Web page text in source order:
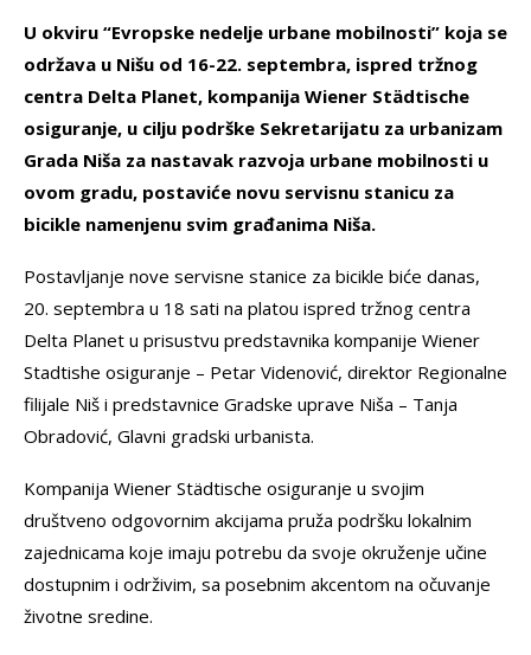
U okviru “Evropske nedelje urbane mobilnosti” koja se
održava u Nišu od 16-22. septembra, ispred tržnog
centra Delta Planet, kompanija Wiener Städtische
osiguranje, u cilju podrške Sekretarijatu za urbanizam
Grada Niša za nastavak razvoja urbane mobilnosti u
ovom gradu, postaviće novu servisnu stanicu za
bicikle namenjenu svim građanima Niša.
Postavljanje nove servisne stanice za bicikle biće danas,
20. septembra u 18 sati na platou ispred tržnog centra
Delta Planet u prisustvu predstavnika kompanije Wiener
Stadtishe osiguranje – Petar Videnović, direktor Regionalne
filijale Niš i predstavnice Gradske uprave Niša – Tanja
Obradović, Glavni gradski urbanista.
Kompanija Wiener Städtische osiguranje u svojim
društveno odgovornim akcijama pruža podršku lokalnim
zajednicama koje imaju potrebu da svoje okruženje učine
dostupnim i održivim, sa posebnim akcentom na očuvanje
životne sredine.